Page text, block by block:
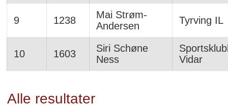
9 1238
Mai Strøm-
Andersen
Tyrving IL
10 1603
Siri Schøne
Ness
Vidar
Alle resultater